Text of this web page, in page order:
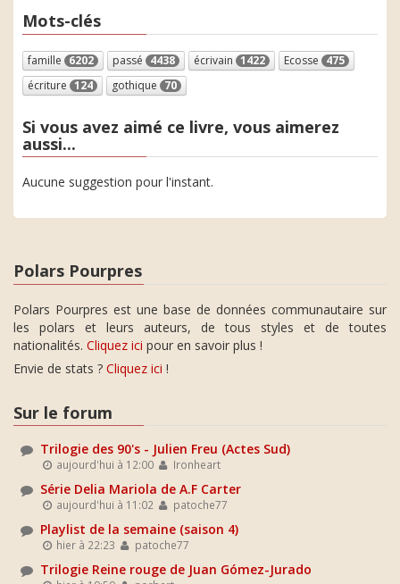
Mots-clés
famille 6202 passé 4438 écrivain 1422 Ecosse 475
écriture 124 gothique 70
Si vous avez aimé ce livre, vous aimerez
aussi...
Aucune suggestion pour l'instant.
Polars Pourpres
Polars Pourpres est une base de données communautaire sur
les polars et leurs auteurs, de tous styles et de toutes
nationalités. Cliquez ici pour en savoir plus !
Envie de stats ? Cliquez ici !
Sur le forum
Trilogie des 90's - Julien Freu (Actes Sud)
aujourd'hui à 12:00 Ironheart
Série Delia Mariola de A.F Carter
aujourd'hui à 11:02 patoche77
Playlist de la semaine (saison 4)
hier à 22:23 patoche77
Trilogie Reine rouge de Juan Gómez-Jurado